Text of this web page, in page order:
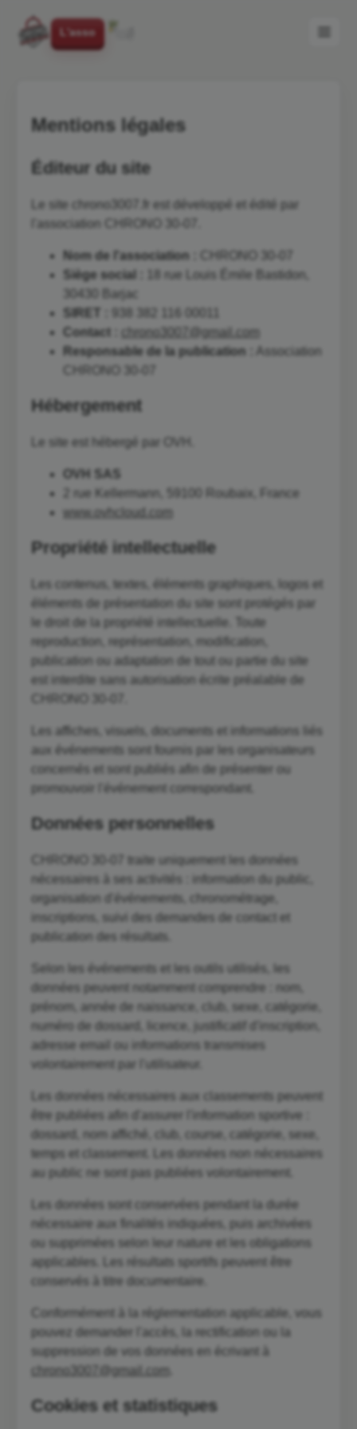
L'asso
Mentions légales
Éditeur du site
Le site chrono3007.fr est développé et édité par
l'association CHRONO 30-07.
Nom de l'association :
Siège social :
18 rue Louis Émile Bastidon,
30430 Barjac
SIRET :
Contact :
chrono3007@gmail.com
Responsable de la publication :
Association
Hébergement
Le site est hébergé par OVH.
OVH SAS
2 rue Kellermann, 59100 Roubaix, France
www.ovhcloud.com
Propriété intellectuelle
Les contenus, textes, éléments graphiques, logos et
éléments de présentation du site sont protégés par
le droit de la propriété intellectuelle. Toute
reproduction, représentation, modification,
publication ou adaptation de tout ou partie du site
est interdite sans autorisation écrite préalable de
Les affiches, visuels, documents et informations liés
aux événements sont fournis par les organisateurs
concernés et sont publiés afin de présenter ou
promouvoir l'événement correspondant.
Données personnelles
CHRONO 30-07 traite uniquement les données
nécessaires à ses activités : information du public,
organisation d'événements, chronométrage,
inscriptions, suivi des demandes de contact et
publication des résultats.
Selon les événements et les outils utilisés, les
données peuvent notamment comprendre : nom,
prénom, année de naissance, club, sexe, catégorie,
numéro de dossard, licence, justificatif d'inscription,
adresse email ou informations transmises
volontairement par l'utilisateur.
Les données nécessaires aux classements peuvent
être publiées afin d'assurer l'information sportive :
dossard, nom affiché, club, course, catégorie, sexe,
temps et classement. Les données non nécessaires
au public ne sont pas publiées volontairement.
Les données sont conservées pendant la durée
nécessaire aux finalités indiquées, puis archivées
ou supprimées selon leur nature et les obligations
applicables. Les résultats sportifs peuvent être
conservés à titre documentaire.
Conformément à la réglementation applicable, vous
pouvez demander l'accès, la rectification ou la
suppression de vos données en écrivant à
chrono3007@gmail.com
Cookies et statistiques